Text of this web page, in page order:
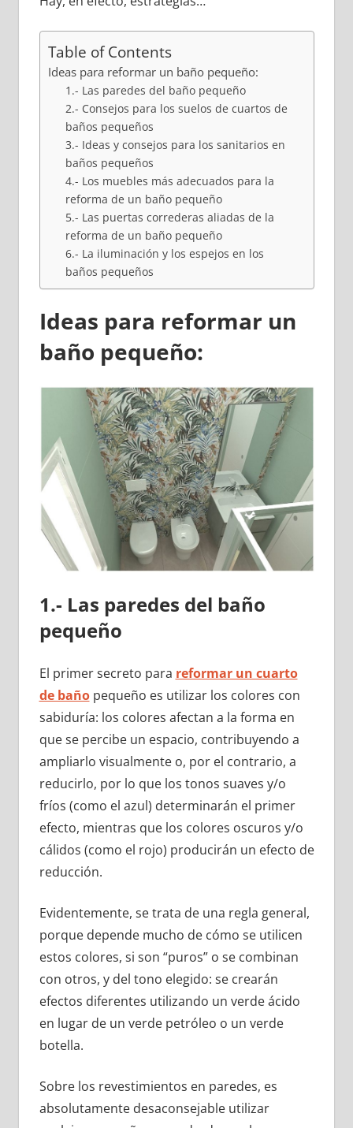
Table of Contents
Ideas para reformar un baño pequeño:
1.- Las paredes del baño pequeño
2.- Consejos para los suelos de cuartos de
baños pequeños
3.- Ideas y consejos para los sanitarios en
baños pequeños
4.- Los muebles más adecuados para la
reforma de un baño pequeño
5.- Las puertas correderas aliadas de la
reforma de un baño pequeño
6.- La iluminación y los espejos en los
baños pequeños
Ideas para reformar un
baño pequeño:
1.- Las paredes del baño
pequeño
El primer secreto para reformar un cuarto
de bañopequeño es utilizar los colores con
sabiduría: los colores afectan a la forma en
que se percibe un espacio, contribuyendo a
ampliarlo visualmente o, por el contrario, a
reducirlo, por lo que los tonos suaves y/o
fríos (como el azul) determinarán el primer
efecto, mientras que los colores oscuros y/o
cálidos (como el rojo) producirán un efecto de
reducción.
Evidentemente, se trata de una regla general,
porque depende mucho de cómo se utilicen
estos colores, si son “puros” o se combinan
con otros, y del tono elegido: se crearán
efectos diferentes utilizando un verde ácido
en lugar de un verde petróleo o un verde
botella.
Sobre los revestimientos en paredes, es
absolutamente desaconsejable utilizar